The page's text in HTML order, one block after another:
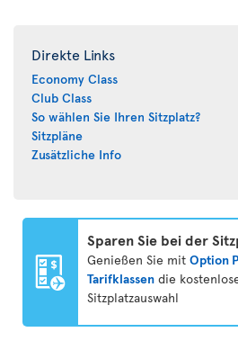
Direkte Links
Economy Class
Club Class
So wählen Sie Ihren Sitzplatz?
Sitzpläne
Zusätzliche Info
Sparen Sie bei der
Genießen Sie mit Option
Tarifklassen die
Sitzplatzauswahl